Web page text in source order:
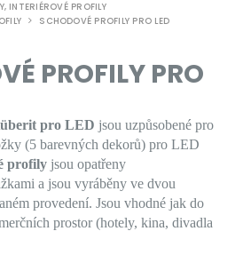
INTERIÉROVÉ PROFILY
SCHODOVÉ PROFILY PRO LED
PROFILY PRO
pro LED jsou uzpůsobené pro
(5 barevných dekorů) pro LED
profily jsou opatřeny
a jsou vyráběny ve dvou
provedení. Jsou vhodné jak do
prostor (hotely, kina, divadla